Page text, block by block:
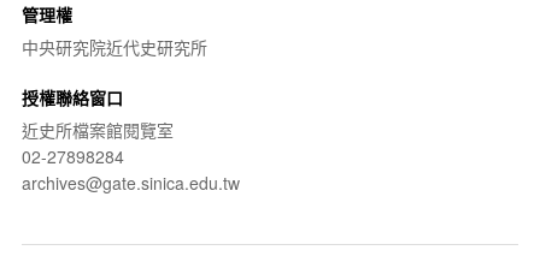
管理權
中央研究院近代史研究所
授權聯絡窗口
近史所檔案館閱覽室
02-27898284
archives@gate.sinica.edu.tw